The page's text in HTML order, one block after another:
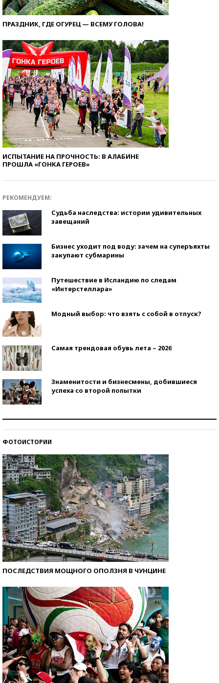
ПРАЗДНИК, ГДЕ ОГУРЕЦ — ВСЕМУ ГОЛОВА!
ИСПЫТАНИЕ НА ПРОЧНОСТЬ: В АЛАБИНЕ
ПРОШЛА «ГОНКА ГЕРОЕВ»
РЕКОМЕНДУЕМ:
Судьба наследства: истории удивительных
завещаний
Бизнес уходит под воду: зачем на суперъяхты
закупают субмарины
Путешествие в Исландию по следам
«Интерстеллара»
Модный выбор: что взять с собой в отпуск?
Самая трендовая обувь лета – 2026
Знаменитости и бизнесмены, добившиеся
успеха со второй попытки
ФОТОИСТОРИИ
ПОСЛЕДСТВИЯ МОЩНОГО ОПОЛЗНЯ В ЧУНЦИНЕ